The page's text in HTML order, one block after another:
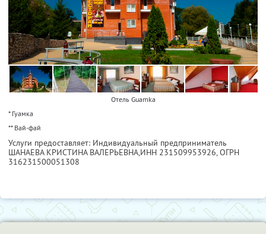
Отель Guamka
* Гуамка
** Вай-фай
Услуги предоставляет: Индивидуальный предприниматель
ШАНАЕВА КРИСТИНА ВАЛЕРЬЕВНА,ИНН 231509953926, ОГРН
316231500051308